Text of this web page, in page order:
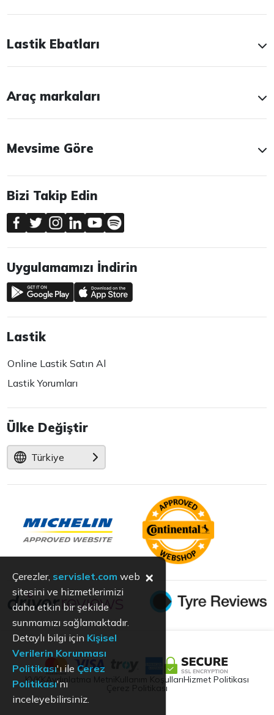
Lastik Ebatları
Araç markaları
Mevsime Göre
Bizi Takip Edin
Uygulamamızı İndirin
Lastik
Online Lastik Satın Al
Lastik Yorumları
Ülke Değiştir
Türkiye
KVKK Aydınlatma Metni Kullanım KoşullarıHizmet Politikası
Çerez Politikası
Çerezler, servislet.com web
sitesini ve hizmetlerimizi
daha etkin bir şekilde
sunmamızı sağlamaktadır.
Detaylı bilgi için Kişisel
Verilerin Korunması
Politikası'ı ile Çerez
Politikası'nı
inceleyebilirsiniz.
×